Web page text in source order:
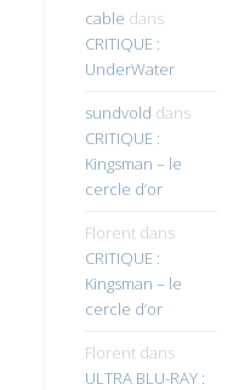
cable dans
CRITIQUE :
UnderWater
sundvold dans
CRITIQUE :
Kingsman – le
cercle d’or
Florentdans
CRITIQUE :
Kingsman – le
cercle d’or
Florentdans
ULTRA BLU-RAY :